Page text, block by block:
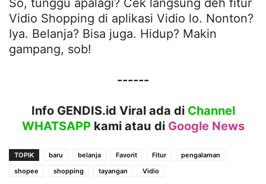
Vidio Shopping di aplikasi Vidio lo. Nonton?
Iya. Belanja? Bisa juga. Hidup? Makin
gampang, sob!
------
Info GENDIS.id Viral ada di Channel
WHATSAPPkami atau di Google News
TOPIK baru belanja Favorit Fitur
pengalaman
shopee
shopping tayangan Vidio